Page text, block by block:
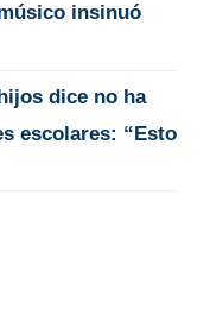
insinuó
dice no ha
escolares: “Esto